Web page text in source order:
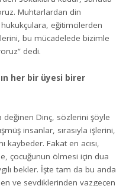
Muhtarlardan din
hukukçulara, eğitimcilerden
bu mücadelede bizimle
dedi.
her bir üyesi birer
değinen Dinç, sözlerini şöyle
insanlar, sırasıyla işlerini,
kaybeder. Fakat en acısı,
çocuğunun ölmesi için dua
bekler. İşte tam da bu anda
ve sevdiklerinden vazgeçen